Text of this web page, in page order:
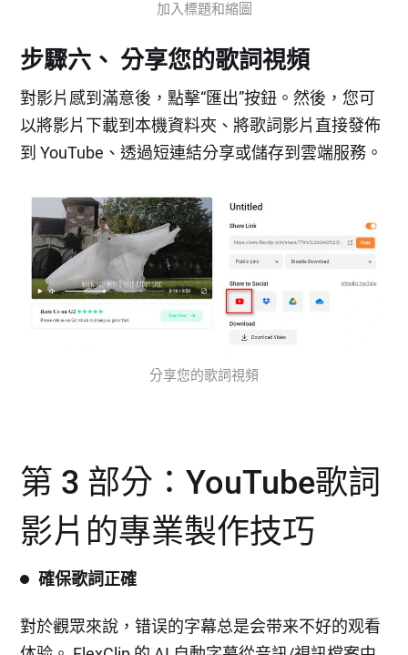
加入標題和縮圖
步驟六、 分享您的歌詞視頻
對影片感到滿意後，點擊“匯出”按鈕。然後，您可
以將影片下載到本機資料夾、將歌詞影片直接發佈
到 YouTube、透過短連結分享或儲存到雲端服務。
分享您的歌詞視頻
第 3 部分：YouTube歌詞
影片的專業製作技巧
確保歌詞正確
對於觀眾來說，错误的字幕总是会带来不好的观看